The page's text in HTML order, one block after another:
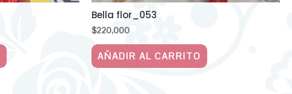
Bella flor_053
$220,000
AÑADIR AL CARRITO